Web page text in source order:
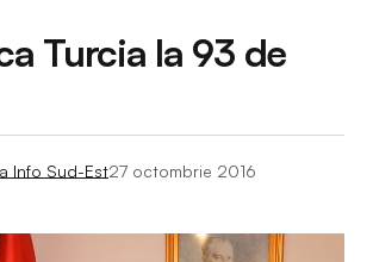
Turcia la 93 de
Info Sud-Est27 octombrie 2016